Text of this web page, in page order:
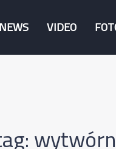
NEWS VIDEO